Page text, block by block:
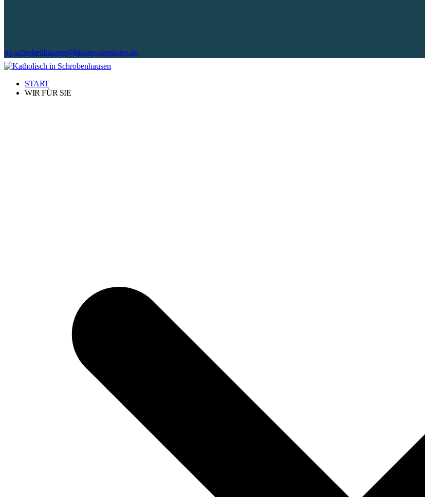
pg.schrobenhausen@bistum-augsburg.de
START
WIR FÜR SIE